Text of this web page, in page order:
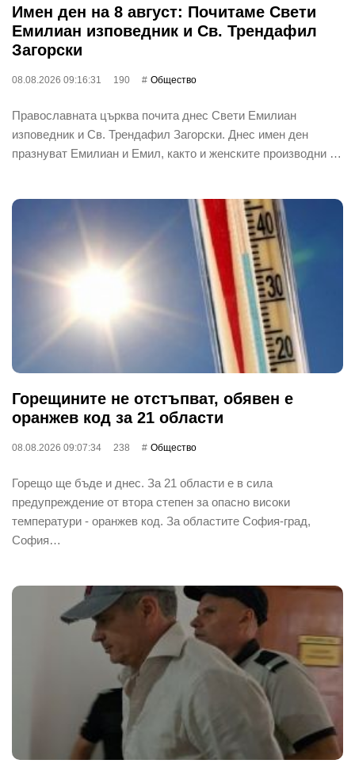
Имен ден на 8 август: Почитаме Свети
Емилиан изповедник и Св. Трендафил
Загорски
08.08.2026 09:16:31 190 Общество
Православната църква почита днес Свети Емилиан
изповедник и Св. Трендафил Загорски. Днес имен ден
празнуват Емилиан и Емил, както и женските производни …
Горещините не отстъпват, обявен е
оранжев код за 21 области
08.08.2026 09:07:34 238 Общество
Горещо ще бъде и днес. За 21 области е в сила
предупреждение от втора степен за опасно високи
температури - оранжев код. За областите София-град,
София…